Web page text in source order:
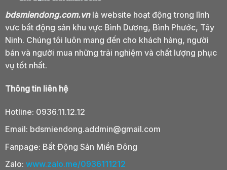
bdsmiendong.com.vnlà website hoạt động trong lĩnh
vưc bất động sản khu vực Bình Dương, Bình Phước, Tây
Ninh. Chúng tôi luôn mang đến cho khách hàng, người
bán và người mua những trải nghiệm và chất lượng phục
vụ tốt nhất.
Thông tin liên hệ
Hotline: 0936.11.12.12
Email: bdsmiendong.addmin@gmail.com
Fanpage: Bất Động Sản Miền Đông
Zalo: www.zalo.me/0936111212